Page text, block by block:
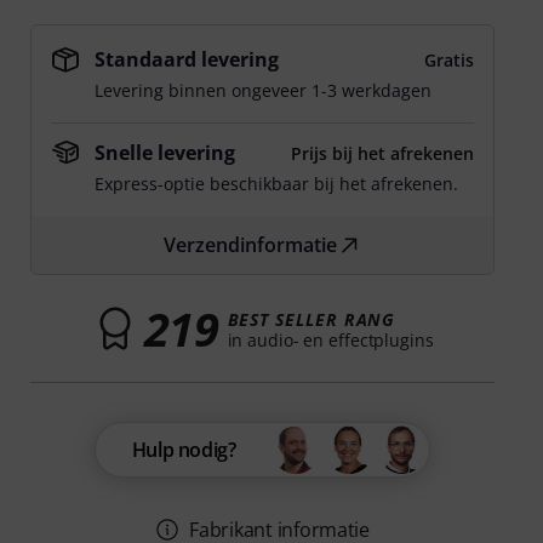
Standaard levering
Gratis
Levering binnen ongeveer 1-3 werkdagen
Snelle levering
Prijs bij het afrekenen
Express-optie beschikbaar bij het afrekenen.
Verzendinformatie
219 BEST SELLER RANG
in audio- en effectplugins
Hulp nodig?
Fabrikant informatie